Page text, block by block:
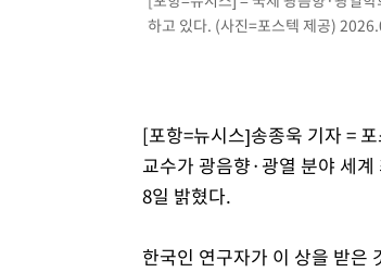
[속보]종합특검, '계엄 수용공간 확보' 신용
하고 있다. (사진=포스텍 제공)
[포항=뉴시스]송종욱 기자 =
교수가 광음향·광열 분야 세
8일 밝혔다.
한국인 연구자가 이 상을 받은